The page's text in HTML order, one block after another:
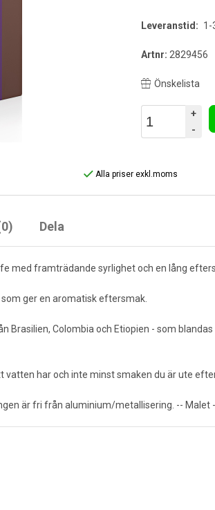
Leveranstid: 1-
Artnr: 2829456
Önskelista
+
-
Alla priser exkl.moms
Dela
med framträdande syrlighet och en lång
ger en aromatisk eftersmak.
Brasilien, Colombia och Etiopien - som
har och inte minst smaken du är ute
är fri från aluminium/metallisering. -- Malet